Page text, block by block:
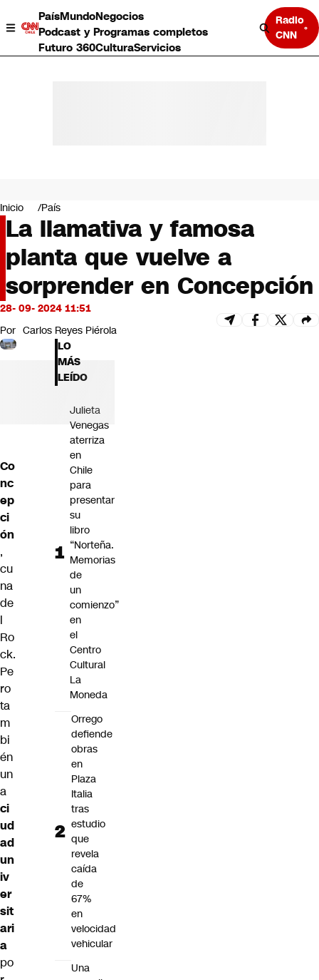
PaísMundoNegocios
Podcast y Programas completos
Futuro 360CulturaServicios
Radio
CNN
Negocios
Deportes
Programas completos
Cultura
Servicios
Bits
CNN Data
CNN tiempo
Futuro 360
Opinión
Inicio País
La llamativa y famosa
planta que vuelve a
sorprender en Concepción
28- 09- 2024 11:51
Por Carlos Reyes Piérola
Co
nc
ep
ci
ón
,
cu
na
de
l
Ro
ck.
Pe
ro
ta
m
bi
én
un
a
ci
ud
ad
un
iv
er
sit
ari
a
po
LO
MÁS
LEÍDO
Julieta
Venegas
aterriza
en
Chile
para
presentar
su
libro
“Norteña.
Memorias
de
un
comienzo”
en
el
Centro
Cultural
La
Moneda
Orrego
defiende
obras
en
Plaza
Italia
tras
estudio
que
revela
caída
de
67%
en
velocidad
vehicular
Una